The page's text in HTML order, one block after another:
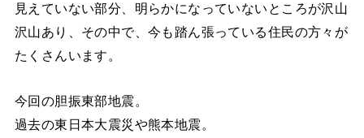
見えていない部分、明らかになっていないところが沢山
沢山あり、その中で、今も踏ん張っている住民の方々が
たくさんいます。
今回の胆振東部地震。
過去の東日本大震災や熊本地震。